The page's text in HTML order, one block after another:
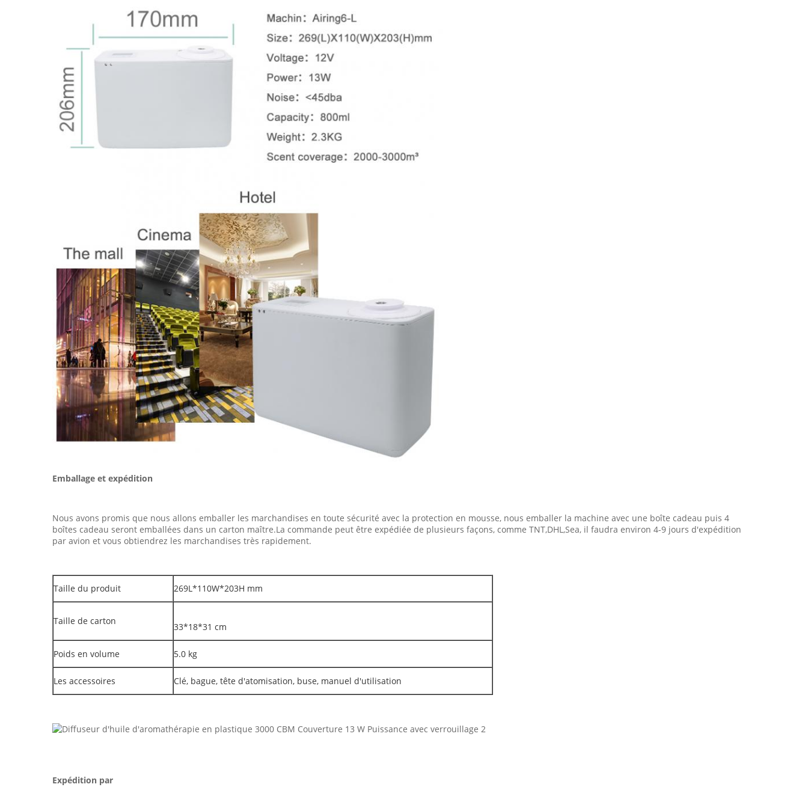
Emballage et expédition
Nous avons promis que nous allons emballer les marchandises en toute sécurité avec la protection en mousse, nous emballer la machine avec une boîte cadeau puis 4
boîtes cadeau seront emballées dans un carton maître.La commande peut être expédiée de plusieurs façons, comme TNT,DHL,Sea, il faudra environ 4-9 jours d'expédition
par avion et vous obtiendrez les marchandises très rapidement.
Taille du produit 269L*110W*203H mm
Taille de carton
33*18*31 cm
Poids en volume 5.0 kg
Les accessoires Clé, bague, tête d'atomisation, buse, manuel d'utilisation
Expédition par